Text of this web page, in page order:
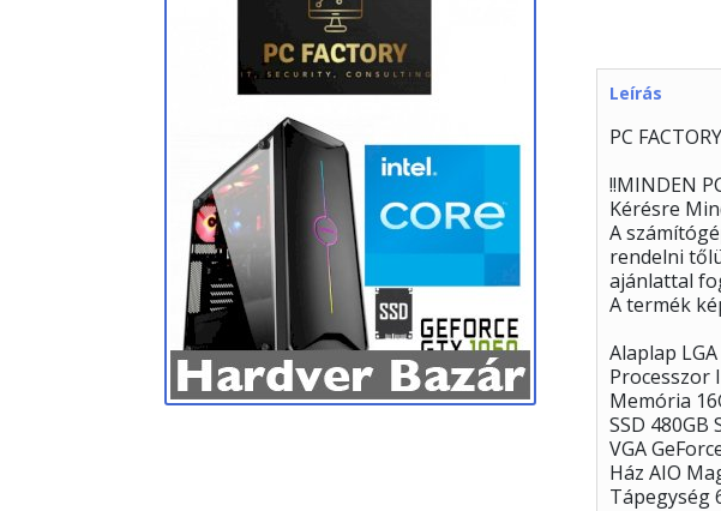
Leírás
PC
!!MINDEN
Kérésre
A
rendelni
ajánlattal
A termék
Alaplap
Processzor
Memória
SSD 480GB
VGA
Ház AIO
Tápegység